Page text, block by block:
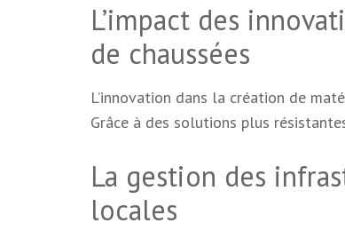
L’impact des
de chaussées
L’innovation dans la création de
Grâce à des solutions plus
La gestion des
locales